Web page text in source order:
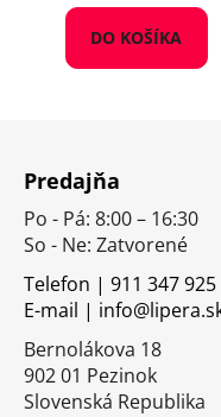
DO KOŠÍKA
Predajňa
Po - Pá: 8:00 – 16:30
So - Ne: Zatvorené
Telefon | 911 347 925
E-mail |
Bernolákova 18
902 01 Pezinok
Slovenská Republika